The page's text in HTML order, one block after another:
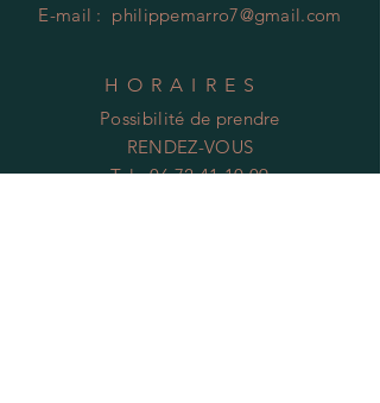
E-mail : philippemarro7@gmail.com
HORAIRES
Possibilité de prendre
RENDEZ-VOUS
Tel :06 72 41 10 09